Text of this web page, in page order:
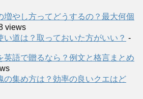
増やし方ってどうするの？最大何個
views
い道は？取っておいた方がいい？ -
英語で贈るなら？例文と格言まとめ
の集め方は？効率の良いクエはど